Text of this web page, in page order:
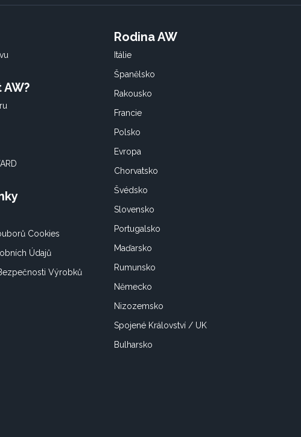
Cookies
Údajů
Výrobků
Rodina AW
Itálie
Španělsko
Rakousko
Francie
Polsko
Evropa
Chorvatsko
Švédsko
Slovensko
Portugalsko
Maďarsko
Rumunsko
Německo
Nizozemsko
Spojené Království / UK
Bulharsko